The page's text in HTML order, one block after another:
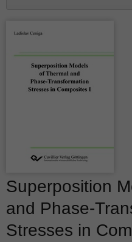
Superposition
and Phase-
Stresses in